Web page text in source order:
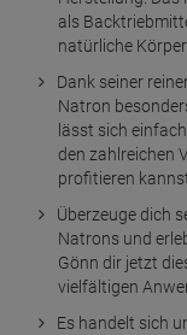
als
natürliche
Dank seiner
Natron
lässt sich
den zahlreichen
profitieren
Überzeuge dich
Natrons und
Gönn dir jetzt
vielfältigen
Es handelt sich